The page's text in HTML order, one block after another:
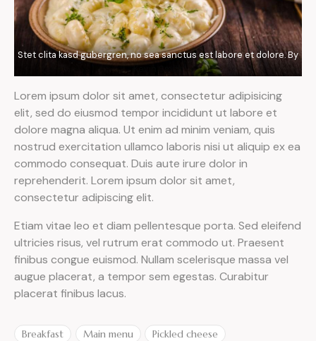
Stet clita kasd gubergren, no sea sanctus est labore et dolore. By
Kevin Smith
Lorem ipsum dolor sit amet, consectetur adipisicing
elit, sed do eiusmod tempor incididunt ut labore et
dolore magna aliqua. Ut enim ad minim veniam, quis
nostrud exercitation ullamco laboris nisi ut aliquip ex ea
commodo consequat. Duis aute irure dolor in
reprehenderit. Lorem ipsum dolor sit amet,
consectetur adipiscing elit.
Etiam vitae leo et diam pellentesque porta. Sed eleifend
ultricies risus, vel rutrum erat commodo ut. Praesent
finibus congue euismod. Nullam scelerisque massa vel
augue placerat, a tempor sem egestas. Curabitur
placerat finibus lacus.
Breakfast Main menu Pickled cheese